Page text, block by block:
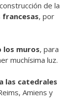
de la
, por
los muros, para
muchísima luz.
las catedrales
Amiens y